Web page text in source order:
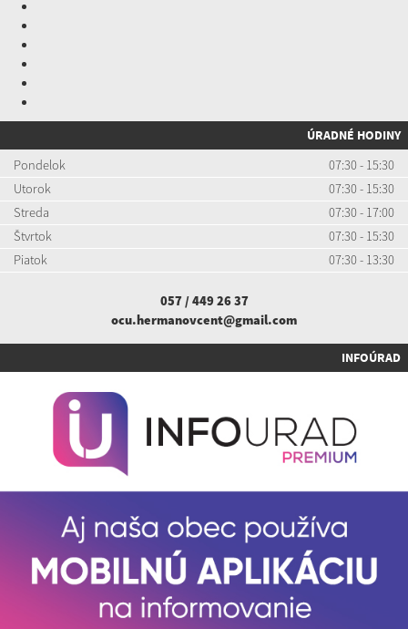
ÚRADNÉ HODINY
Pondelok
07:30 - 15:30
Utorok
07:30 - 15:30
Streda
07:30 - 17:00
Štvrtok
07:30 - 15:30
Piatok
07:30 - 13:30
057 / 449 26 37
ocu.hermanovcent@gmail.com
INFOÚRAD